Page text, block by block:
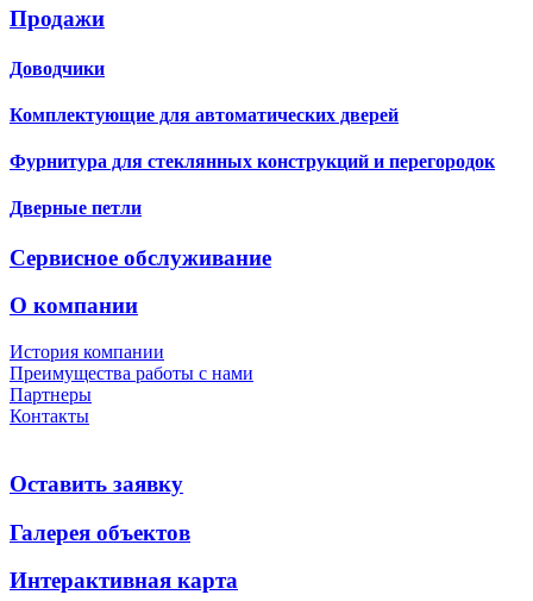
Продажи
Доводчики
Комплектующие для автоматических дверей
Фурнитура для стеклянных конструкций и перегородок
Дверные петли
Сервисное обслуживание
О компании
История компании
Преимущества работы с нами
Партнеры
Контакты
Оставить заявку
Галерея объектов
Интерактивная карта